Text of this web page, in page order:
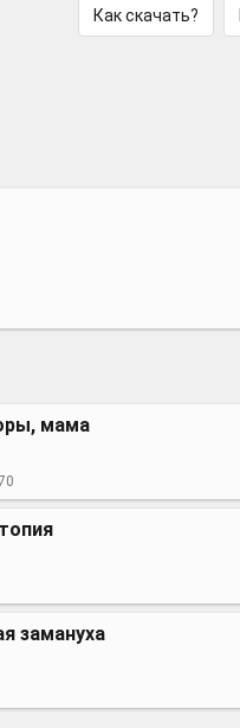
Как скачать?
мама
замануха